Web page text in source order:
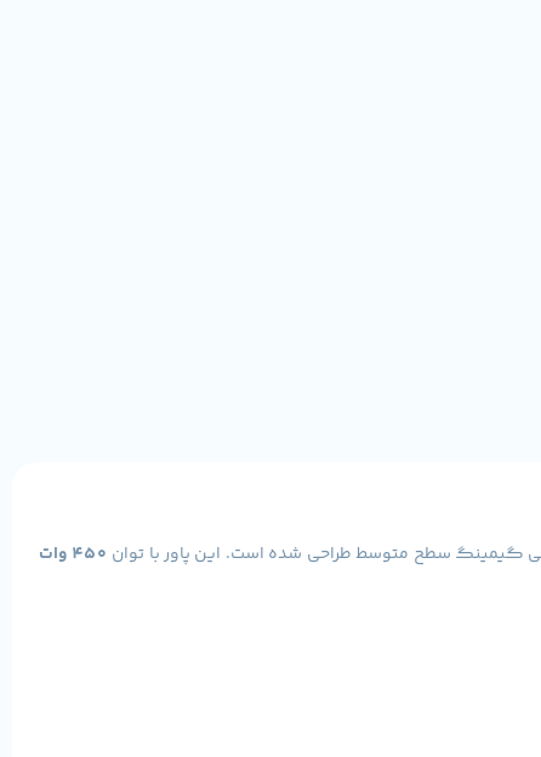
گیمینگ سطح متوسط طراحی شده است. این پاور با توان
450 وات